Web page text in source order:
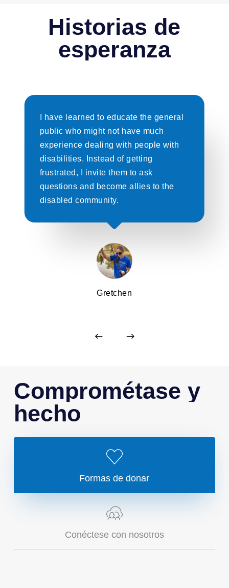
Historias de
esperanza
I have learned to educate the general
public who might not have much
experience dealing with people with
disabilities. Instead of getting
frustrated, I invite them to ask
questions and become allies to the
disabled community.
Gretchen
Comprométase y
hecho
Formas de donar
Conéctese con nosotros